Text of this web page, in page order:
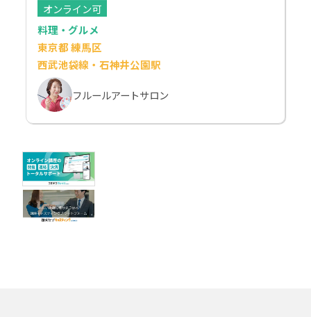
オンライン可
料理・グルメ
東京都 練馬区
西武池袋線・石神井公園駅
フルールアートサロン